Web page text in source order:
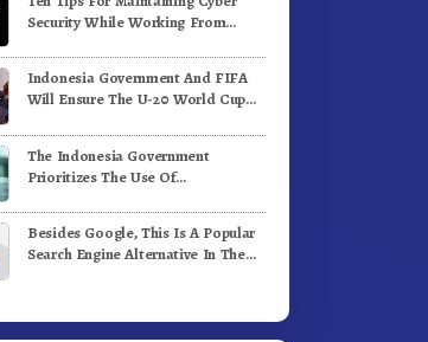
Karo
Bergerak.!
Security While Working From
Indonesia Government And FIFA
Will Ensure The U-20 World Cup
Standards
The Indonesia Government
Prioritizes The Use Of
Vaccines
Besides Google, This Is A Popular
Search Engine Alternative In The